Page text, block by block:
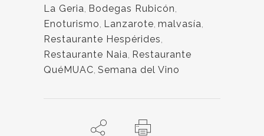
La Geria, Bodegas Rubicón,
Enoturismo, Lanzarote, malvasía,
Restaurante Hespérides,
Restaurante Naia, Restaurante
QuéMUAC, Semana del Vino